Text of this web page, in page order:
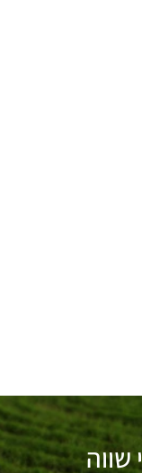
שווה